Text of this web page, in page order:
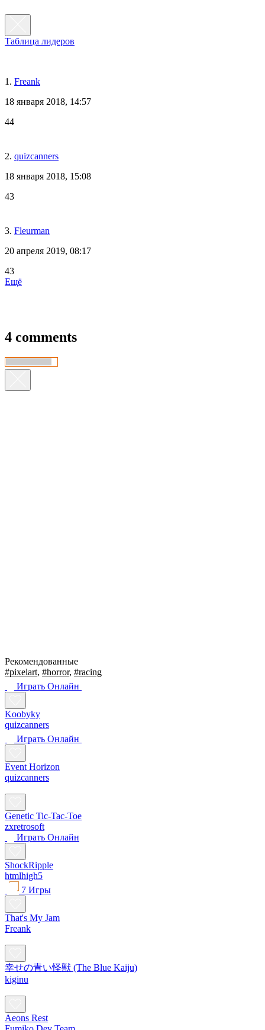
Таблица лидеров
1. Freank
18 января 2018, 14:57
44
2. quizcanners
18 января 2018, 15:08
43
3. Fleurman
20 апреля 2019, 08:17
43
Ещё
4 comments
Рекомендованные
#pixelart, #horror, #racing
Играть Oнлайн
Koobyky
quizcanners
Играть Oнлайн
Event Horizon
quizcanners
Genetic Tic-Tac-Toe
zxretrosoft
Играть Oнлайн
ShockRipple
htmlhigh5
7 Игры
That's My Jam
Freank
幸せの青い怪獣 (The Blue Kaiju)
kiginu
Aeons Rest